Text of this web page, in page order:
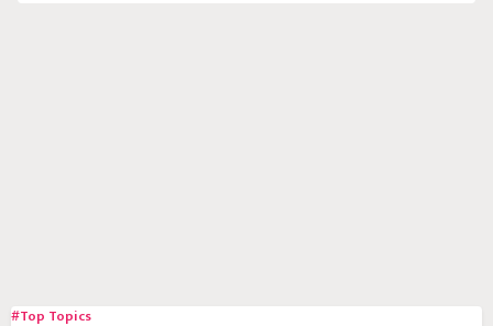
#Top Topics